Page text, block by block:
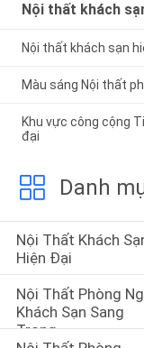
Nội thất khách
Nội thất khách sạn
Màu sáng Nội thất
Khu vực công cộng
đại
Danh
Nội Thất Khách
Hiện Đại
Nội Thất Phòng
Khách Sạn Sang
Trọng